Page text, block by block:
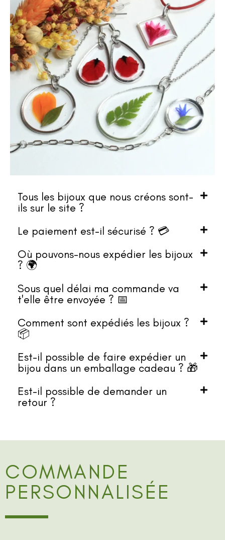
Tous les bijoux que nous créons sont-
ils sur le site ?
Le paiement est-il sécurisé ? 💳
Où pouvons-nous expédier les bijoux
? 🌍
Sous quel délai ma commande va
t'elle être envoyée ? 📅
Comment sont expédiés les bijoux ?
📦
Est-il possible de faire expédier un
bijou dans un emballage cadeau ? 🎁
Est-il possible de demander un
retour ?
COMMANDE
PERSONNALISÉE